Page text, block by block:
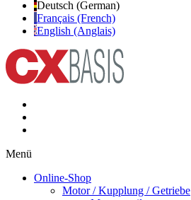
Deutsch (German)
Français (French)
English (Anglais)
Menü
Online-Shop
Motor / Kupplung / Getriebe